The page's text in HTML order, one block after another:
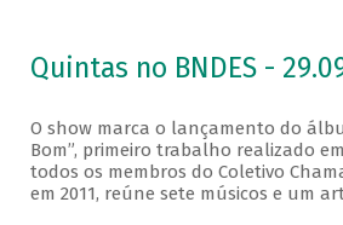
Quintas no BNDES -
O show marca o lançamento do
Bom”, primeiro trabalho realizado
todos os membros do Coletivo
em 2011, reúne sete músicos e um